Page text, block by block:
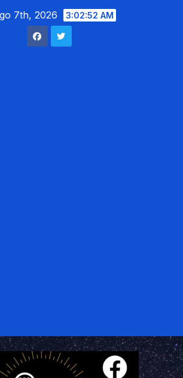
7th, 2026 3:02:53 AM